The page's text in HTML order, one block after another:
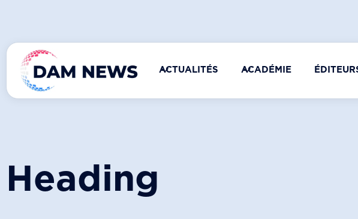
Heading
ACTUALITÉS ACADÉMIE